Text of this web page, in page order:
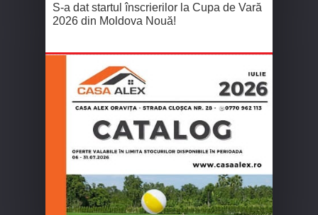
S-a dat startul înscrierilor la Cupa de Vară
2026 din Moldova Nouă!